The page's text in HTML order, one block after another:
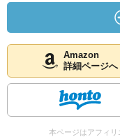
Amazon
詳細ページへ
本ページはアフィ